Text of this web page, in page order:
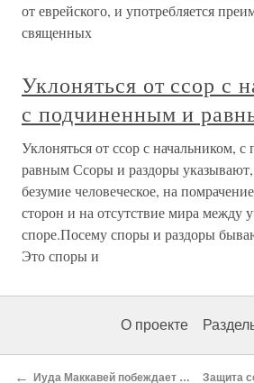
от еврейского, и употребляется
священных
Уклоняться от ссор с
с подчиненным и
Уклоняться от ссор с начальником,
равным Ссоры и раздоры указывают,
безумие человеческое, на
сторон и на отсутствие мира между
споре.Посему споры и раздоры
Это споры и
О проекте
← Иуда Маккавей побеждает врагов и очищает храм. 1 Маккавейская 4:36-40